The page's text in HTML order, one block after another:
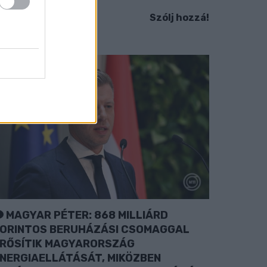
Szólj hozzá!
MAGYAR PÉTER: 868 MILLIÁRD
BERUHÁZÁSI CSOMAGGAL
MAGYARORSZÁG
MIKÖZBEN